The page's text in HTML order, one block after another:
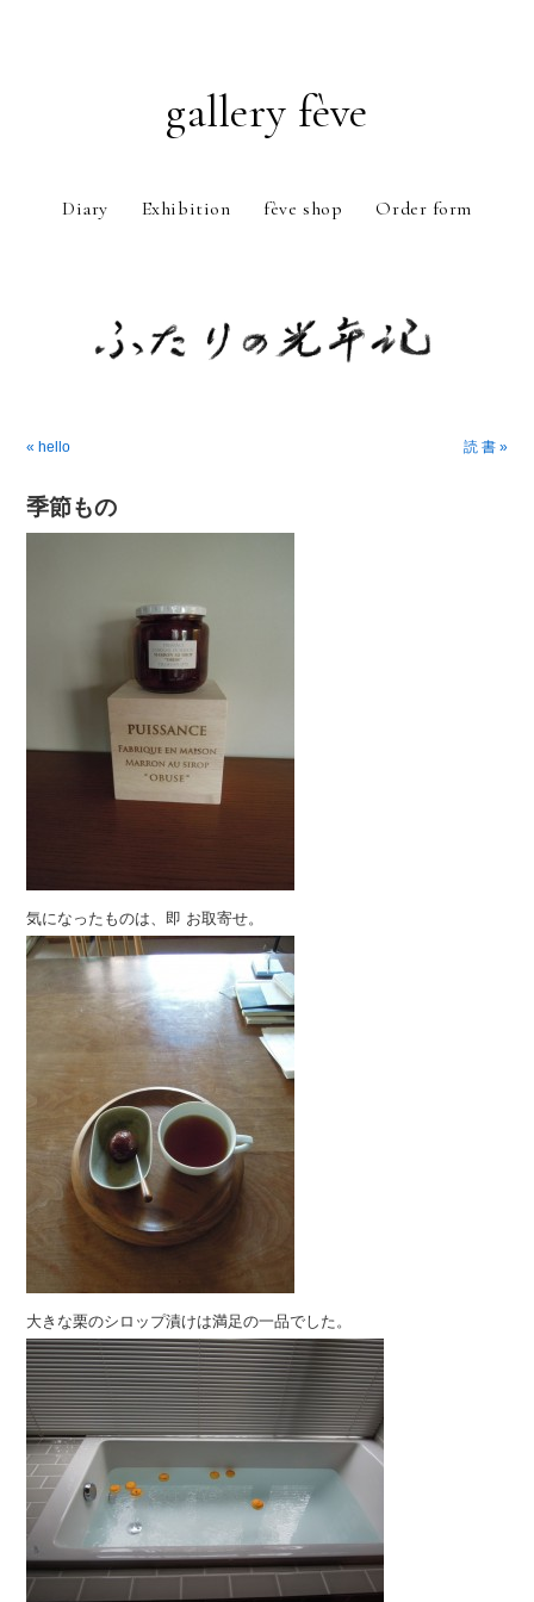
gallery fève
Diary Exhibition fève shop Order form
« hello
読 書 »
季節もの
気になったものは、即 お取寄せ。
大きな栗のシロップ漬けは満足の一品でした。